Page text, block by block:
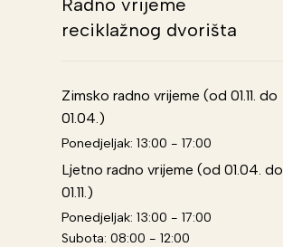
Radno vrijeme
reciklažnog dvorišta
Zimsko radno vrijeme (od 01.11. do
01.04.)
Ponedjeljak: 13:00 - 17:00
Ljetno radno vrijeme (od 01.04. do
01.11.)
Ponedjeljak: 13:00 - 17:00
Subota: 08:00 - 12:00